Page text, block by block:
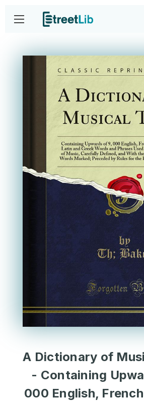
A Dictionary of
- Containing
000 English,